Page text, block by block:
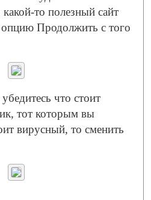
то полезный сайт
Продолжить с того
что стоит
тот которым вы
вирусный, то сменить